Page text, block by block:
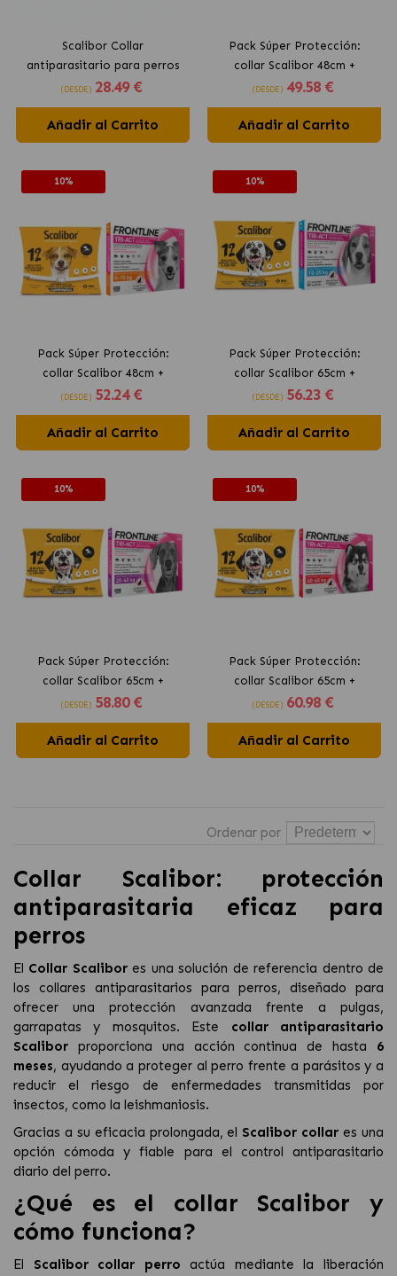
Scalibor Collar
antiparasitario para perros
(DESDE) 28.49 €
Añadir al Carrito
Pack Súper Protección:
collar Scalibor 48cm +
Frontline Tri-Act 3 pipetas
(DESDE) 49.58 €
Añadir al Carrito
10%
Pack Súper Protección:
collar Scalibor 48cm +
Frontline Tri-Act 3 pipetas
pequeños
(DESDE) 52.24 €
Añadir al Carrito
10%
Pack Súper Protección:
collar Scalibor 65cm +
Frontline Tri-Act 3 pipetas
medianos
(DESDE) 56.23 €
Añadir al Carrito
10%
Pack Súper Protección:
collar Scalibor 65cm +
Frontline Tri-Act 3 pipetas
grandes
(DESDE) 58.80 €
Añadir al Carrito
10%
Pack Súper Protección:
collar Scalibor 65cm +
Frontline Tri-Act 3 pipetas
gigantes
(DESDE) 60.98 €
Añadir al Carrito
Ordenar por
Collar Scalibor: protección
antiparasitaria eficaz para
perros
El Collar Scalibores una solución de referencia dentro de
los collares antiparasitarios para perros, diseñado para
ofrecer una protección avanzada frente a pulgas,
garrapatas y mosquitos. Este collar antiparasitario
Scalibor proporciona una acción continua de hasta 6
meses, ayudando a proteger al perro frente a parásitos y a
reducir el riesgo de enfermedades transmitidas por
insectos, como la leishmaniosis.
Gracias a su eficacia prolongada, el Scalibor collar es una
opción cómoda y fiable para el control antiparasitario
diario del perro.
¿Qué es el collar Scalibor y
cómo funciona?
El Scalibor collar perro actúa mediante la liberación